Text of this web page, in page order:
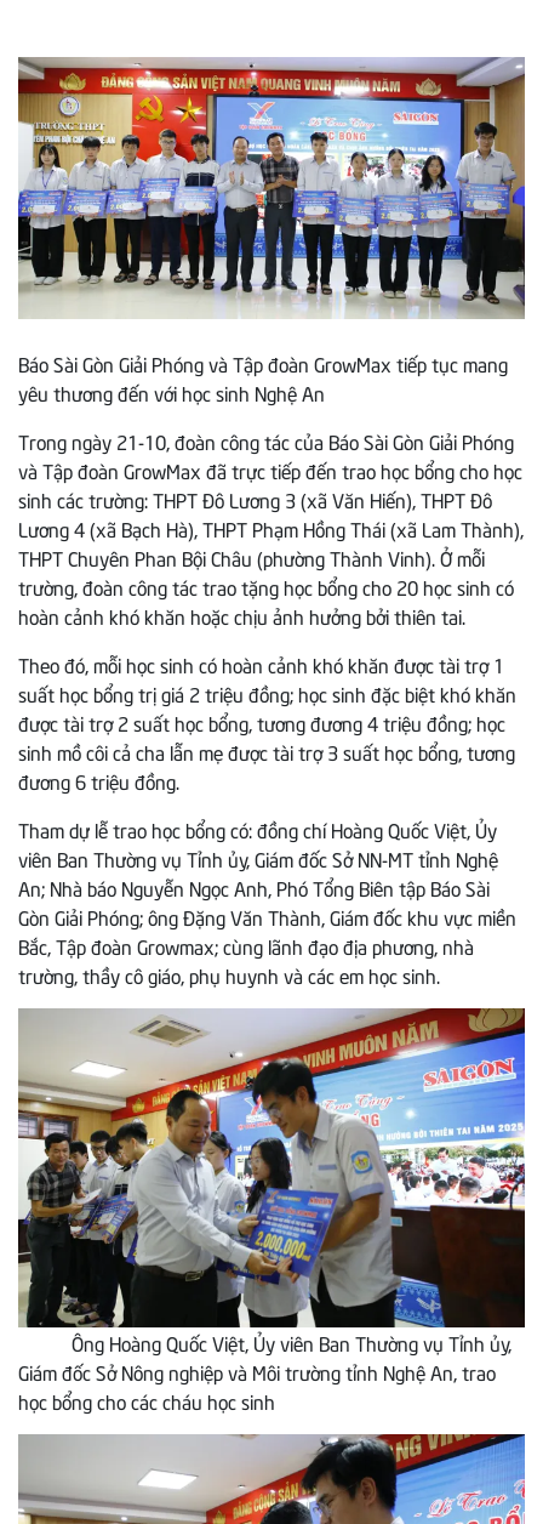
Báo Sài Gòn Giải Phóng và Tập đoàn GrowMax tiếp tục mang
yêu thương đến với học sinh Nghệ An
Trong ngày 21-10, đoàn công tác của Báo Sài Gòn Giải Phóng
và Tập đoàn GrowMax đã trực tiếp đến trao học bổng cho học
sinh các trường: THPT Đô Lương 3 (xã Văn Hiến), THPT Đô
Lương 4 (xã Bạch Hà), THPT Phạm Hồng Thái (xã Lam Thành),
THPT Chuyên Phan Bội Châu (phường Thành Vinh). Ở mỗi
trường, đoàn công tác trao tặng học bổng cho 20 học sinh có
hoàn cảnh khó khăn hoặc chịu ảnh hưởng bởi thiên tai.
Theo đó, mỗi học sinh có hoàn cảnh khó khăn được tài trợ 1
suất học bổng trị giá 2 triệu đồng; học sinh đặc biệt khó khăn
được tài trợ 2 suất học bổng, tương đương 4 triệu đồng; học
sinh mồ côi cả cha lẫn mẹ được tài trợ 3 suất học bổng, tương
đương 6 triệu đồng.
Tham dự lễ trao học bổng có: đồng chí Hoàng Quốc Việt, Ủy
viên Ban Thường vụ Tỉnh ủy, Giám đốc Sở NN-MT tỉnh Nghệ
An; Nhà báo Nguyễn Ngọc Anh, Phó Tổng Biên tập Báo Sài
Gòn Giải Phóng; ông Đặng Văn Thành, Giám đốc khu vực miền
Bắc, Tập đoàn Growmax; cùng lãnh đạo địa phương, nhà
trường, thầy cô giáo, phụ huynh và các em học sinh.
Ông Hoàng Quốc Việt, Ủy viên Ban Thường vụ Tỉnh ủy,
Giám đốc Sở Nông nghiệp và Môi trường tỉnh Nghệ An, trao
học bổng cho các cháu học sinh